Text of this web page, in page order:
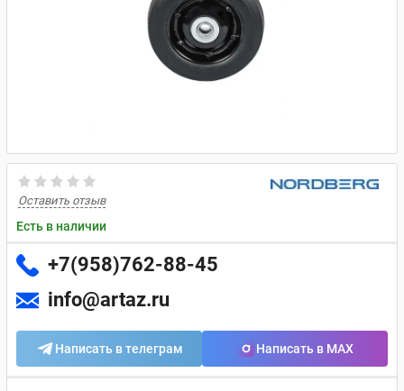
Оставить отзыв
Есть в наличии
+7(958)762-88-45
info@artaz.ru
Написать в телеграм Написать в MAX